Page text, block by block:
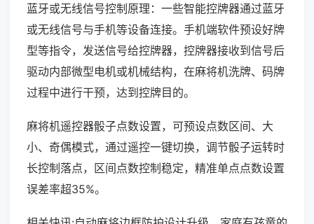
蓝牙或无线信号控制原理：一些智能控牌器通过蓝牙
或无线信号与手机等设备连接。手机端软件预设好牌
型等指令，发送信号给控牌器，控牌器接收到信号后
驱动内部微型电机或机械结构，在麻将机洗牌、码牌
过程中进行干预，达到控牌目的。
麻将机遥控器骰子点数设置，可预设点数区间、大
小、奇偶模式，通过遥控一键切换，调节骰子运转时
长控制落点，区间点数控制稳定，精准单点点数设置
误差率超35%。